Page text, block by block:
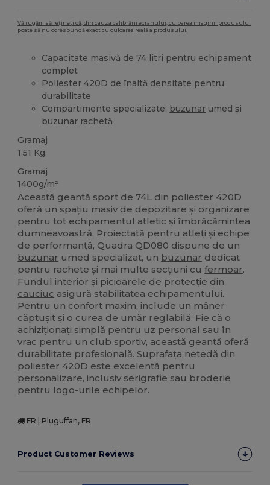
Vă rugăm să rețineți că, din cauza calibrării ecranului, culoarea imaginii produsului
poate să nu corespundă exact cu culoarea reală a produsului.
Capacitate masivă de 74 litri pentru echipament
complet
Poliester 420D de înaltă densitate pentru
durabilitate
Compartimente specializate: buzunar umed și
buzunar rachetă
Gramaj
1.51 Kg.
Gramaj
1400g/m²
Această geantă sport de 74L din poliester 420D
oferă un spațiu masiv de depozitare și organizare
pentru tot echipamentul atletic și îmbrăcămintea
dumneavoastră. Proiectată pentru atleți și echipe
de performanță, Quadra QD080 dispune de un
buzunar umed specializat, un buzunar dedicat
pentru rachete și mai multe secțiuni cufermoar.
Fundul interior și picioarele de protecție din
cauciuc asigură stabilitatea echipamentului.
Pentru un confort maxim, include un mâner
căptușit și o curea de umăr reglabilă. Fie că o
achiziționați simplă pentru uz personal sau în
vrac pentru un club sportiv, această geantă oferă
durabilitate profesională. Suprafața netedă din
poliester 420D este excelentă pentru
personalizare, inclusiv serigrafie sau broderie
pentru logo-urile echipelor.
FR | Pluguffan, FR
Product Customer Reviews